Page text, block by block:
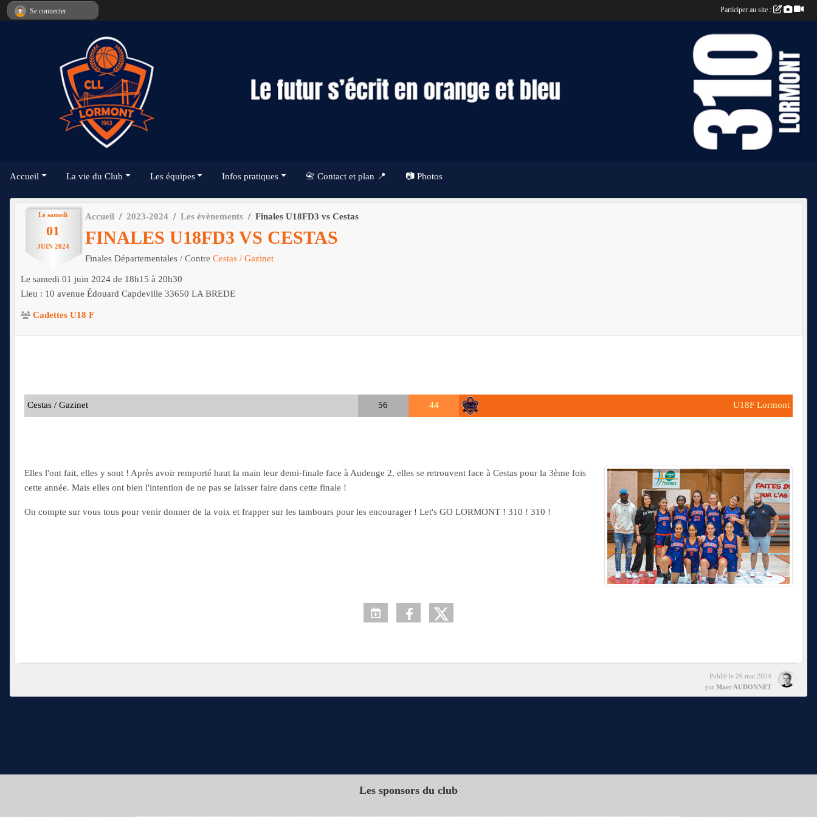
Accueil La vie du Club Les équipes Infos pratiques 📇 Contact et plan 📍 📷 Photos
Le samedi
01
JUIN 2024
Accueil 2023-2024 Les évènements Finales U18FD3 vs Cestas
FINALES U18FD3 VS CESTAS
Finales Départementales / Contre Cestas / Gazinet
Le samedi 01 juin 2024 de 18h15 à 20h30
Lieu : 10 avenue Édouard Capdeville 33650 LA BREDE
Cadettes U18 F
Cestas / Gazinet 56 44 U18F Lormont
Elles l'ont fait, elles y sont ! Après avoir remporté haut la main leur demi-finale face à Audenge 2, elles se retrouvent face à Cestas pour la 3ème fois
cette année. Mais elles ont bien l'intention de ne pas se laisser faire dans cette finale !
On compte sur vous tous pour venir donner de la voix et frapper sur les tambours pour les encourager ! Let's GO LORMONT ! 310 ! 310 !
Publié le 26 mai 2024
par Marc AUDONNET
Les sponsors du club
Se connecter Participer au site :
Panneau de gestion des cookies